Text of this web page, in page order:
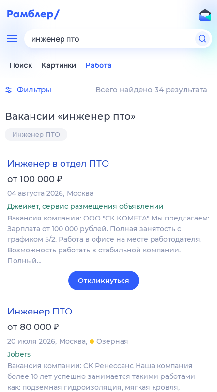
инженер пто
Поиск Картинки Работа
Фильтры Всего найдено 34 результата
Вакансии «инженер пто»
Инженер ПТО
Инженер в отдел ПТО
от 100 000 ₽
04 августа 2026 Москва
Джейкет, сервис размещения объявлений
Вакансия компании: ООО "СК КОМЕТА" Мы предлагаем:
Зарплата от 100 000 рублей. Полная занятость с
графиком 5/2. Работа в офисе на месте работодателя.
Возможность работать в стабильной компании.
Полный…
Откликнуться
Инженер ПТО
от 80 000 ₽
20 июля 2026 Москва
Озерная
Jobers
Вакансия компании: СК Ренессанс Наша компания
более 10 лет успешно занимается такими работами
как: подземная гидроизоляция, мягкая кровля,